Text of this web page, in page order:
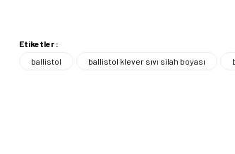
Etiketler :
ballistol
ballistol klever sıvı silah boyası